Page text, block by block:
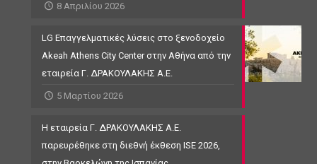
8 Απριλίου 2026
LG Επαγγελματικές λύσεις στο ξενοδοχείο
Akeah Athens City Center στην Αθήνα από την
εταιρεία Γ. ΔΡΑΚΟΥΛΑΚΗΣ Α.Ε.
5 Μαρτίου 2026
Η εταιρεία Γ. ΔΡΑΚΟΥΛΑΚΗΣ Α.Ε.
παρευρέθηκε στη διεθνή έκθεση ISE 2026,